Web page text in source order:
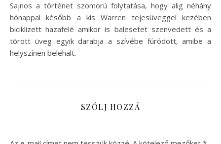
Sajnos a történet szomorú folytatása, hogy alig néhány
hónappal később a kis Warren tejesüveggel kezében
biciklizett hazafelé amikor is balesetet szenvedett és a
törött üveg egyik darabja a szívébe fúródott, amibe a
helyszínen belehalt.
SZÓLJ HOZZÁ